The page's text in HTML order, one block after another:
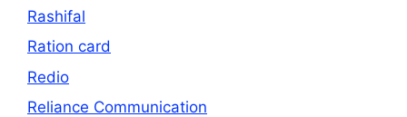
Rashifal
Ration card
Redio
Reliance Communication